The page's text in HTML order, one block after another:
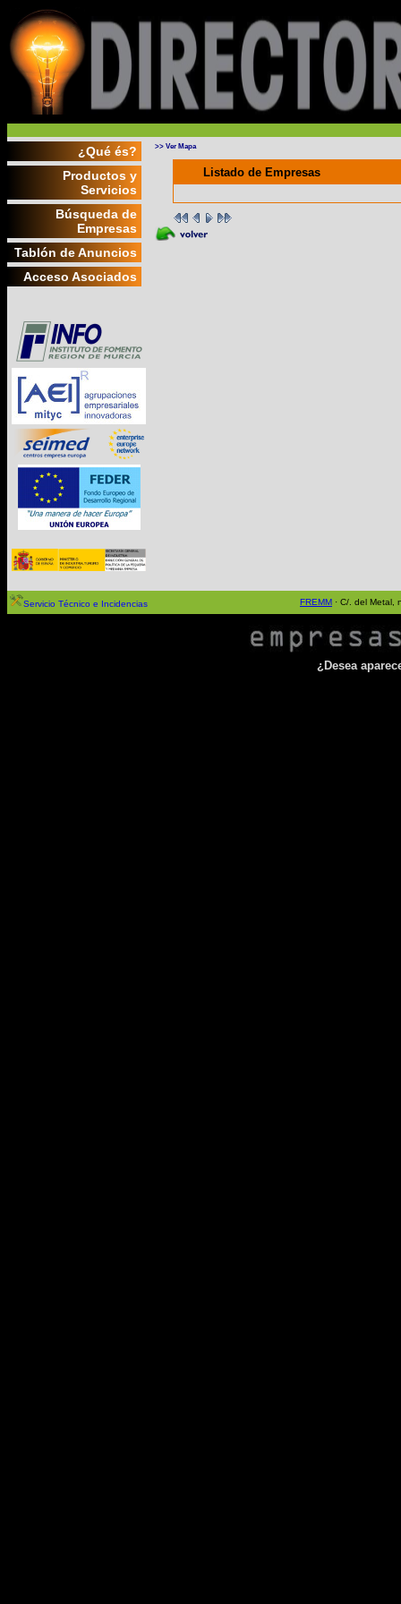
¿Qué és?
Productos y
Servicios
Búsqueda de
Empresas
Tablón de Anuncios
Acceso Asociados
>> Ver Mapa
Listado de Empresas
Servicio Técnico e Incidencias FREMM · C/. del Metal,
¿Desea